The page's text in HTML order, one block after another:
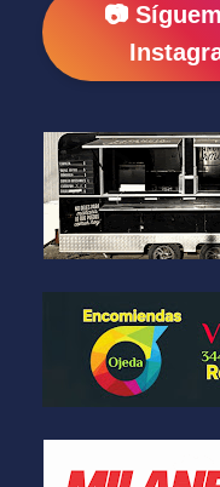
📷